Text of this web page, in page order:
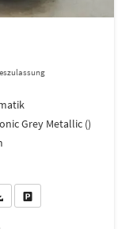
Grey Metallic ()
Sie an
PDF-Datei, Fahrzeugexposé